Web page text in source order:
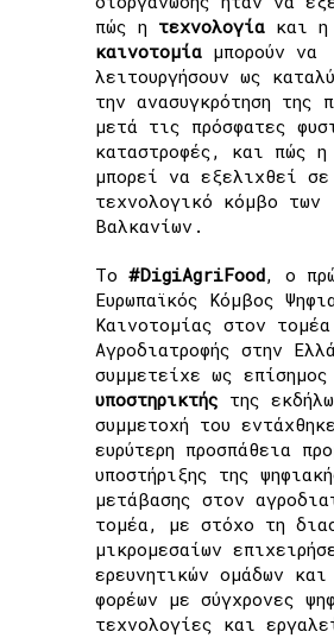
πώς η τεχνολογία και η
καινοτομία μπορούν να
λειτουργήσουν ως
την ανασυγκρότηση της
μετά τις πρόσφατες
καταστροφές, και πώς η
μπορεί να εξελιχθεί
τεχνολογικό κόμβο των
Βαλκανίων.
To #DigiAgriFood, ο
Ευρωπαϊκός Κόμβος
Καινοτομίας στον
Αγροδιατροφής στην
συμμετείχε ως επίσημος
υποστηρικτής της
συμμετοχή του
ευρύτερη προσπάθεια
υποστήριξης της
μετάβασης στον
τομέα, με στόχο τη
μικρομεσαίων
ερευνητικών ομάδων και
φορέων με σύγχρονες
τεχνολογίες και